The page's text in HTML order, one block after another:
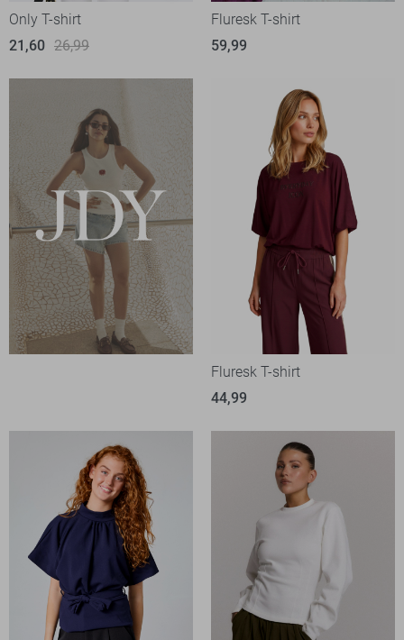
Only T-shirt
21,60 26,99
Fluresk T-shirt
59,99
Fluresk T-shirt
44,99